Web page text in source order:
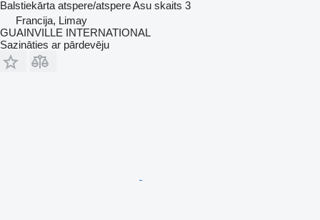
Balstiekārta atspere/atspereAsu skaits 3
Francija, Limay
GUAINVILLE INTERNATIONAL
Sazināties ar pārdevēju